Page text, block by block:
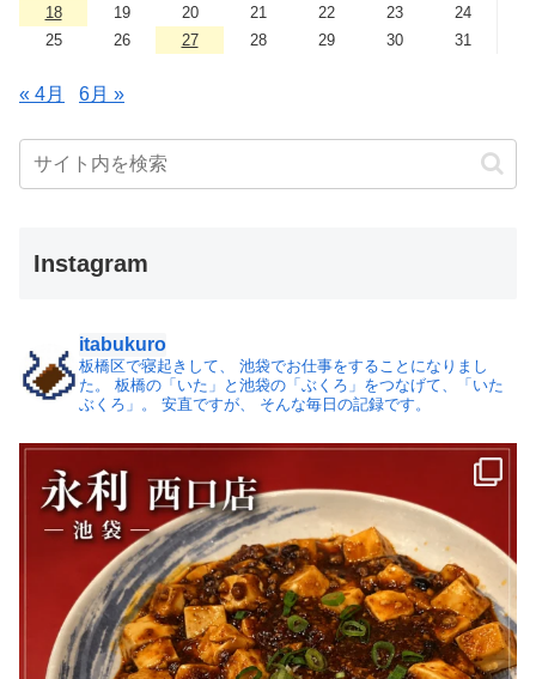
18
19 20 21 22 23
24
25
26 27 28 29 30 31
« 4月 6月 »
Instagram
itabukuro
板橋区で寝起きして、
池袋でお仕事をすることになりまし
た。
板橋の「いた」と池袋の「ぶくろ」をつなげて、「いた
ぶくろ」。
安直ですが、 そんな毎日の記録です。